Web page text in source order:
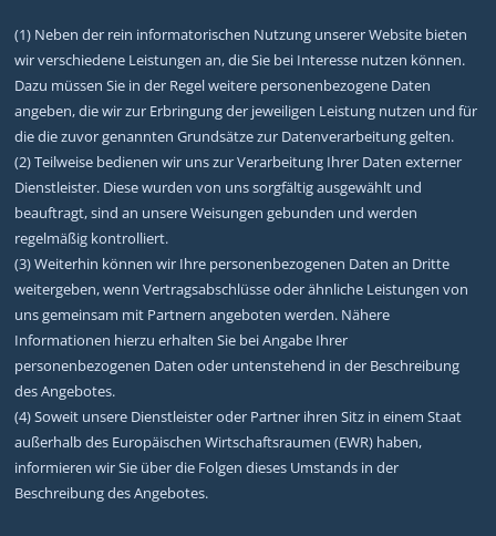
(1) Neben der rein informatorischen Nutzung unserer Website bieten
wir verschiedene Leistungen an, die Sie bei Interesse nutzen können.
Dazu müssen Sie in der Regel weitere personenbezogene Daten
angeben, die wir zur Erbringung der jeweiligen Leistung nutzen und für
die die zuvor genannten Grundsätze zur Datenverarbeitung gelten.
(2) Teilweise bedienen wir uns zur Verarbeitung Ihrer Daten externer
Dienstleister. Diese wurden von uns sorgfältig ausgewählt und
beauftragt, sind an unsere Weisungen gebunden und werden
regelmäßig kontrolliert.
(3) Weiterhin können wir Ihre personenbezogenen Daten an Dritte
weitergeben, wenn Vertragsabschlüsse oder ähnliche Leistungen von
uns gemeinsam mit Partnern angeboten werden. Nähere
Informationen hierzu erhalten Sie bei Angabe Ihrer
personenbezogenen Daten oder untenstehend in der Beschreibung
des Angebotes.
(4) Soweit unsere Dienstleister oder Partner ihren Sitz in einem Staat
außerhalb des Europäischen Wirtschaftsraumen (EWR) haben,
informieren wir Sie über die Folgen dieses Umstands in der
Beschreibung des Angebotes.